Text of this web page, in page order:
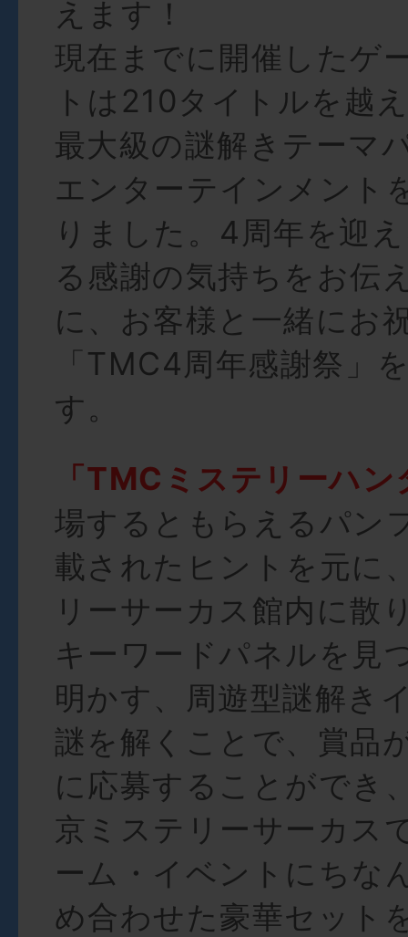
えます！
現在までに開催したゲ
トは210タイトルを越
最大級の謎解きテーマ
エンターテインメント
りました。4周年を迎
る感謝の気持ちをお伝
に、お客様と一緒にお
「TMC4周年感謝祭」
す。
「TMCミステリーハン
場するともらえるパン
載されたヒントを元に
リーサーカス館内に散
キーワードパネルを見
明かす、周遊型謎解き
謎を解くことで、賞品
に応募することができ
京ミステリーサーカス
ーム・イベントにちな
め合わせた豪華セット